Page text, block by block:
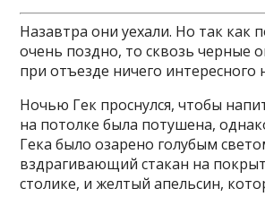
Назавтра они уехали. Но так как
очень поздно, то сквозь черные
при отъезде ничего интересного
Ночью Гек проснулся, чтобы
на потолке была потушена,
Гека было озарено голубым
вздрагивающий стакан на
столике, и желтый апельсин,